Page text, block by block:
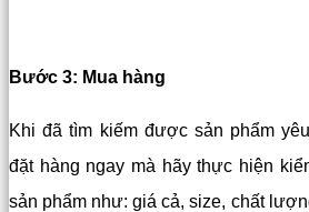
Bước 3: Mua hàng
Khi đã tìm kiếm được sản phẩm
đặt hàng ngay mà hãy thực hiện
sản phẩm như: giá cả, size, chất